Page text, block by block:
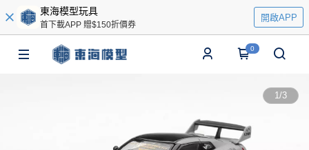
東海模型玩具
首下載APP 贈$150折價券
開啟APP
0
1/3